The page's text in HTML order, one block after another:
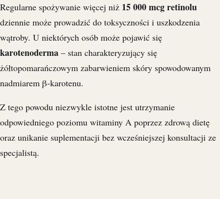
Regularne spożywanie więcej niż 15 000 mcg retinolu
dziennie może prowadzić do toksyczności i uszkodzenia
wątroby. U niektórych osób może pojawić się
karotenoderma – stan charakteryzujący się
żółtopomarańczowym zabarwieniem skóry spowodowanym
nadmiarem β-karotenu.
Z tego powodu niezwykle istotne jest utrzymanie
odpowiedniego poziomu witaminy A poprzez zdrową dietę
oraz unikanie suplementacji bez wcześniejszej konsultacji ze
specjalistą.